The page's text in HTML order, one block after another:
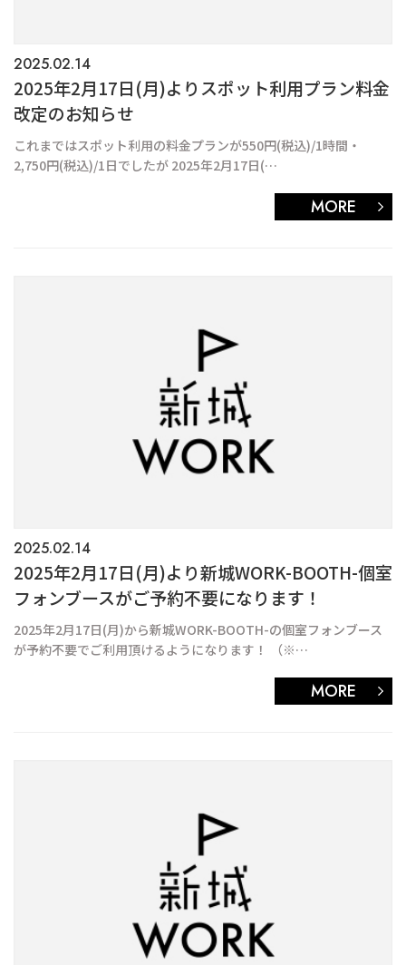
2025.02.14
2025年2月17日(月)よりスポット利用プラン料金
改定のお知らせ
これまではスポット利用の料金プランが550円(税込)/1時間・
2,750円(税込)/1日でしたが 2025年2月17日(…
MORE
2025.02.14
2025年2月17日(月)より新城WORK-BOOTH-個室
フォンブースがご予約不要になります！
2025年2月17日(月)から新城WORK-BOOTH-の個室フォンブース
が予約不要でご利用頂けるようになります！ （※…
MORE